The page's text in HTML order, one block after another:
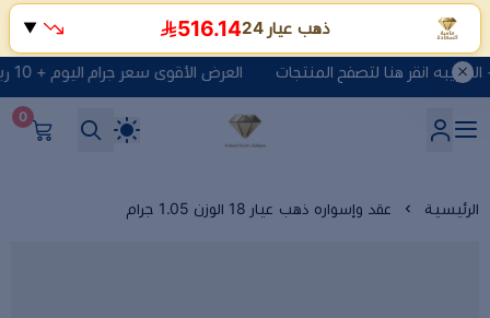
العرض الأقوى سعر جرام اليوم + 10 ريال مصنعية + الضريبه انقر هنا لتصفح المنتجات
شركة ماسة السعادة للذهب
0
الرئيسية عقد وإسواره ذهب عيار 18 الوزن 1.05 جرام
ذهب عيار 24 516.14
▼